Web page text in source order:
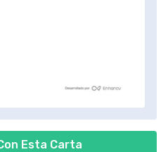
Esta Carta